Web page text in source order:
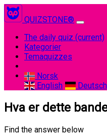
QUIZSTONE®
The daily quiz (current)
Kategorier
Temaquizzes
Norsk
English
Deutsch
Hva er dette
Find the answer below